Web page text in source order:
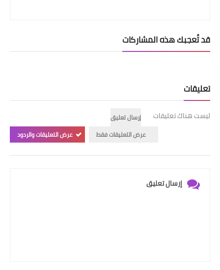
قد تُعجبك هذه المشاركات
تعليقات
ليست هناك تعليقات
إرسال تعليق
عرض التعليقات فقط
عرض التعليقات والردود
إرسال تعليق